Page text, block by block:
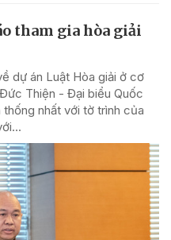
tham gia hòa giải
dự án Luật Hòa giải ở cơ
Thiện - Đại biểu Quốc
nhất với tờ trình của